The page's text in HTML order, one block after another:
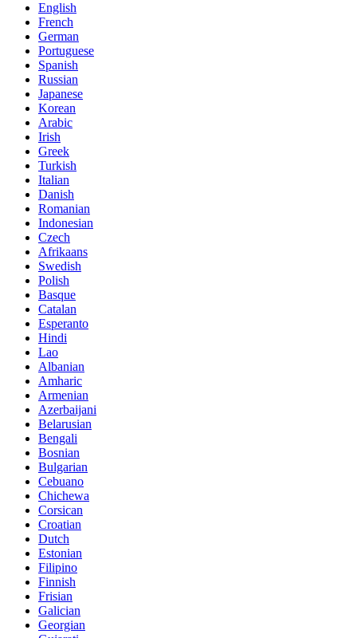
English
French
German
Portuguese
Spanish
Russian
Japanese
Korean
Arabic
Irish
Greek
Turkish
Italian
Danish
Romanian
Indonesian
Czech
Afrikaans
Swedish
Polish
Basque
Catalan
Esperanto
Hindi
Lao
Albanian
Amharic
Armenian
Azerbaijani
Belarusian
Bengali
Bosnian
Bulgarian
Cebuano
Chichewa
Corsican
Croatian
Dutch
Estonian
Filipino
Finnish
Frisian
Galician
Georgian